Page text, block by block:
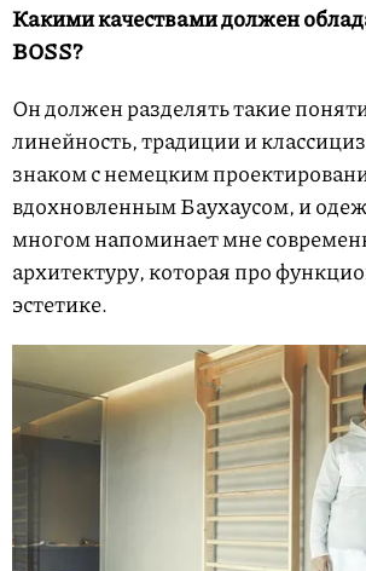
Какими качествами должен
BOSS?
Он должен разделять такие
линейность, традиции и
знаком с немецким
вдохновленным Баухаусом, и
многом напоминает мне
архитектуру, которая про
эстетике.